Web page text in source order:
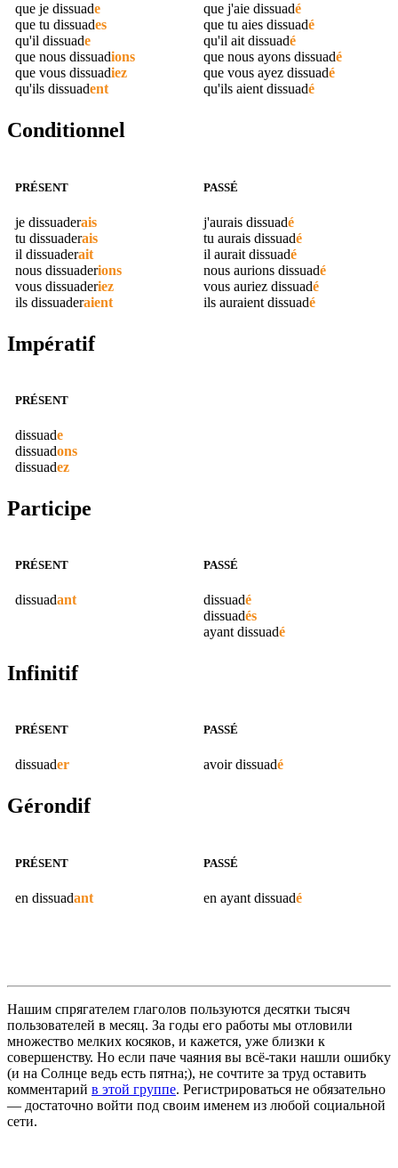
que je dissuade
que tu dissuades
qu'il dissuade
que nous dissuadions
que vous dissuadiez
qu'ils dissuadent
que j'aie dissuadé
que tu aies dissuadé
qu'il aitdissuadé
que nous ayons dissuadé
que vous ayez dissuadé
qu'ils aientdissuadé
Conditionnel
PRÉSENT
je dissuaderais
tu dissuaderais
il dissuaderait
nous dissuaderions
vous dissuaderiez
ils dissuaderaient
PASSÉ
j'aurais dissuadé
tu aurais dissuadé
il aurait dissuadé
nous aurions dissuadé
vous auriez dissuadé
ils auraient dissuadé
Impératif
PRÉSENT
dissuade
dissuadons
dissuadez
Participe
PRÉSENT
dissuadant
PASSÉ
dissuadé
dissuadés
ayant dissuadé
Infinitif
PRÉSENT
dissuader
PASSÉ
avoirdissuadé
Gérondif
PRÉSENT
en dissuadant
PASSÉ
en ayant dissuadé
Нашим спрягателем глаголов пользуются десятки тысяч
пользователей в месяц. За годы его работы мы отловили
множество мелких косяков, и кажется, уже близки к
совершенству. Но если паче чаяния вы всё-таки нашли ошибку
(и на Солнце ведь есть пятна;), не сочтите за труд оставить
комментарий в этой группе. Регистрироваться не обязательно
— достаточно войти под своим именем из любой социальной
сети.